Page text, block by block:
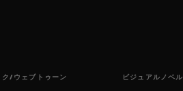
ク/ウェブトゥーン ビジュアルノベル